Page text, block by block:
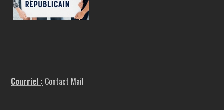
Courriel : Contact Mail